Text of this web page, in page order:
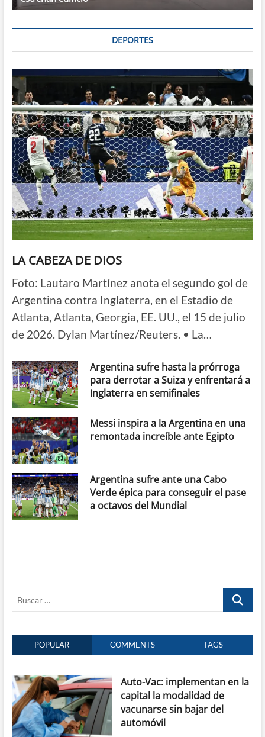
DEPORTES
LA CABEZA DE DIOS
Foto: Lautaro Martínez anota el segundo gol de
Argentina contra Inglaterra, en el Estadio de
Atlanta, Atlanta, Georgia, EE. UU., el 15 de julio
de 2026. Dylan Martínez/Reuters. • La…
Argentina sufre hasta la prórroga
para derrotar a Suiza y enfrentará a
Inglaterra en semifinales
Messi inspira a la Argentina en una
remontada increíble ante Egipto
Argentina sufre ante una Cabo
Verde épica para conseguir el pase
a octavos del Mundial
Buscar
POPULAR COMMENTS TAGS
Auto-Vac: implementan en la
capital la modalidad de
vacunarse sin bajar del
automóvil